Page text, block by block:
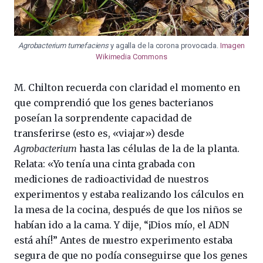
Agrobacterium tumefaciensy agalla de la corona provocada. Imagen
Wikimedia Commons
M. Chilton recuerda con claridad el momento en
que comprendió que los genes bacterianos
poseían la sorprendente capacidad de
transferirse (esto es, «viajar») desde
Agrobacterium hasta las células de la de la planta.
Relata: «Yo tenía una cinta grabada con
mediciones de radioactividad de nuestros
experimentos y estaba realizando los cálculos en
la mesa de la cocina, después de que los niños se
habían ido a la cama. Y dije, “¡Dios mío, el ADN
está ahí!” Antes de nuestro experimento estaba
segura de que no podía conseguirse que los genes